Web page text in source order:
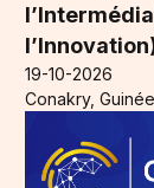
19-10-2026
Conakry, Guinée